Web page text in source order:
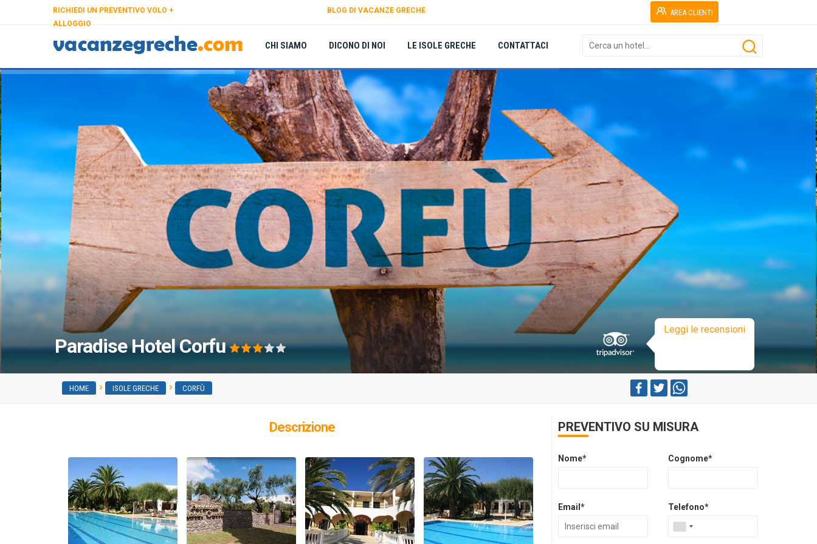
AREA CLIENTI
RICHIEDI UN PREVENTIVO VOLO +
ALLOGGIO
BLOG DI VACANZE GRECHE
CHI SIAMO DICONO DI NOI LE ISOLE GRECHE CONTATTACI
Leggi le recensioni
Paradise Hotel Corfu
HOME ISOLE GRECHE CORFÙ
Descrizione PREVENTIVO SU MISURA
Nome* Cognome*
Email* Telefono*